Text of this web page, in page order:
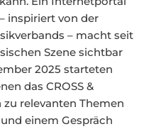
inspiriert von der
– macht seit
Szene sichtbar
2025 starteten
das CROSS &
zu relevanten Themen
einem Gespräch